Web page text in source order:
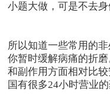
小题大做，可是不去身
所以知道一些常用的
你暂时缓解病痛的折
和副作用方面相对比
国有很多24小时营业